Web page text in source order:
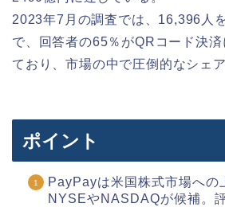
2023年7月の調査では、16,396人
で、回答者の65％がQRコード決
ており、市場の中で圧倒的なシェア
ポイント
PayPayは米国株式市場への
NYSEやNASDAQが候補。